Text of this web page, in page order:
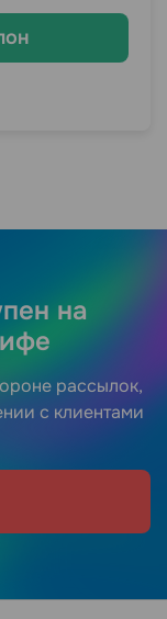
на
рассылок,
с клиентами